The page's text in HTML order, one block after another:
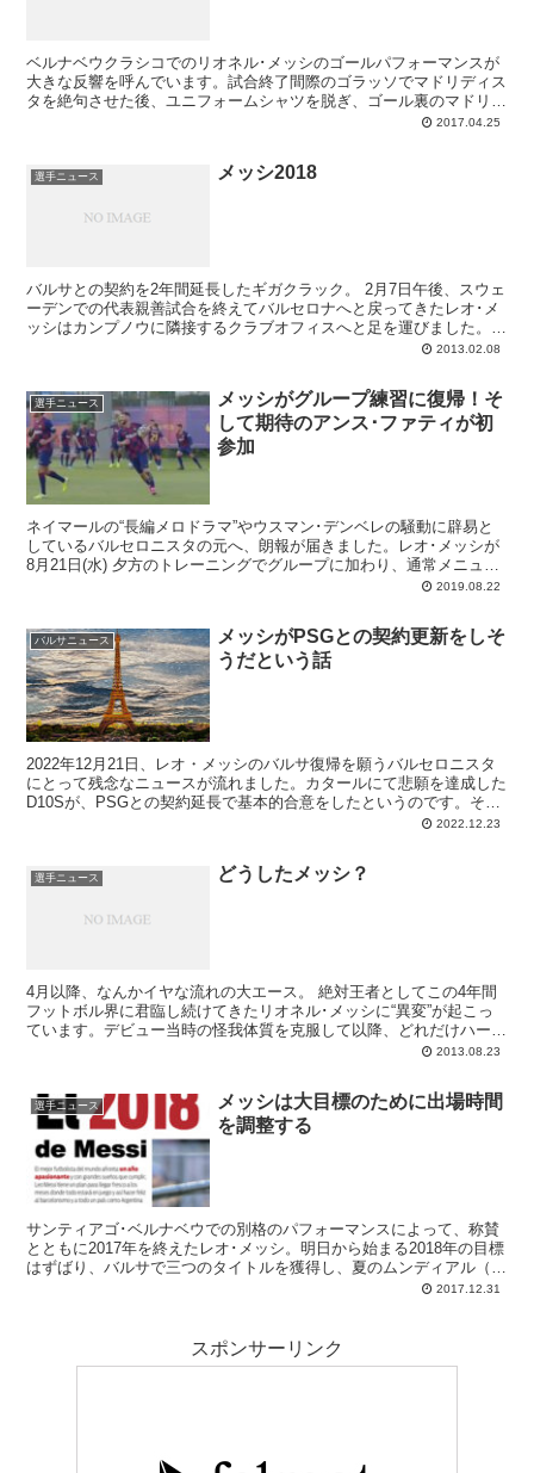
ベルナベウクラシコでのリオネル･メッシのゴールパフォーマンスが
大きな反響を呼んでいます。試合終了間際のゴラッソでマドリディス
タを絶句させた後、ユニフォームシャツを脱ぎ、ゴール裏のマドリー
ファンたちに向かって掲げて見せたバルサの10番。世界で一番敵が
て長く語り継がれていくシーンとなるでしょう。あまりパフォーマン
2017.04.25
選手ニュース メッシ2018
バルサとの契約を2年間延長したギガクラック。 2月7日午後、スウェ
ーデンでの代表親善試合を終えてバルセロナへと戻ってきたレオ･メ
ッシはカンプノウに隣接するクラブオフィスへと足を運びました。目
2013.02.08
選手ニュース
メッシがグループ練習に復帰！そ
して期待のアンス･ファティが初
参加
ネイマールの“長編メロドラマ”やウスマン･デンベレの騒動に辟易と
しているバルセロニスタの元へ、朗報が届きました。レオ･メッシが
8月21日(水) 夕方のトレーニングでグループに加わり、通常メニュー
をこなしたのです。ちょっと間に合うのは難しいか･･･と思われてい
2019.08.22
バルサニュース
メッシがPSGとの契約更新をしそ
うだという話
2022年12月21日、レオ・メッシのバルサ復帰を願うバルセロニスタ
にとって残念なニュースが流れました。カタールにて悲願を達成した
D10Sが、PSGとの契約延長で基本的合意をしたというのです。そん
な話は以前からあったので驚きはないものの、やはり寂しい。ラポル
2022.12.23
選手ニュース どうしたメッシ？
4月以降、なんかイヤな流れの大エース。 絶対王者としてこの4年間
フットボル界に君臨し続けてきたリオネル･メッシに“異変”が起こっ
ています。デビュー当時の怪我体質を克服して以降、どれだけハード
2013.08.23
選手ニュース
メッシは大目標のために出場時間
を調整する
サンティアゴ･ベルナベウでの別格のパフォーマンスによって、称賛
とともに2017年を終えたレオ･メッシ。明日から始まる2018年の目標
はずばり、バルサで三つのタイトルを獲得し、夏のムンディアル（W
2017.12.31
スポンサーリンク